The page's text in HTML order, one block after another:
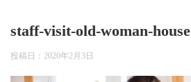
staff-visit-old-woman-house
投稿日： 2020年2月3日